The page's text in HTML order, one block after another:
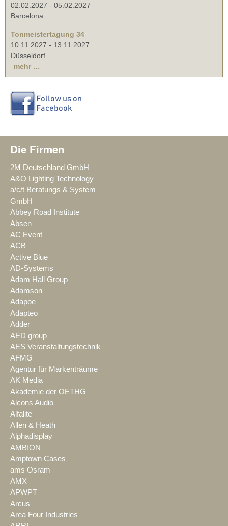
02.02.2027 - 05.02.2027
Barcelona
Tonmeistertagung 34
10.11.2027 - 13.11.2027
Düsseldorf
mehr ...
Die Firmen
2M Deutschland GmbH
A&O Lighting Technology
a/c/t Beratungs & System
GmbH
Abbey Road Institute
Absen
AC Event
ACB
Active Blue
AD-Systems
Adam Hall Group
Adamson
Adapoe
Adapteo
Adder
AED group
AES Veranstaltungstechnik
AFMG
Agentur für Markenträume
AK Media
Akademie der OETHG
Alcons Audio
Alfalite
Allen & Heath
Alphadisplay
AMBION
Amptown Cases
ams Osram
AMX
APWPT
Arcus
Area Four Industries